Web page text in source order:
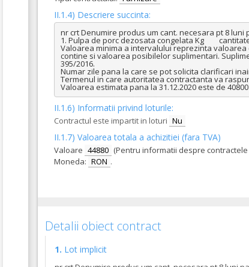
II.1.4) Descriere succinta:
nr crt Denumire produs um cant. necesara pt 8 luni
1. Pulpa de porc dezosata congelata Kg	cantitate necesara pentru 8 luni- 2400 kg          cantitate necesara pentru 12 luni- 3600 kg
Valoarea minima a intervalului reprezinta
contine si valoarea posibilelor suplimentari.
395/2016.
Numar zile pana la care se pot solicita clarificari
Termenul in care autoritatea contractanta va
Valoarea estimata pana la 31.12.2020 este de
II.1.6) Informatii privind loturile:
Contractul este impartit in loturi Nu
II.1.7) Valoarea totala a achizitiei (fara TVA)
Valoare 44880 (Pentru informatii despre
Moneda: RON .
Detalii obiect contract
1. Lot implicit